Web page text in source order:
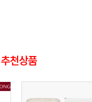
추천상품